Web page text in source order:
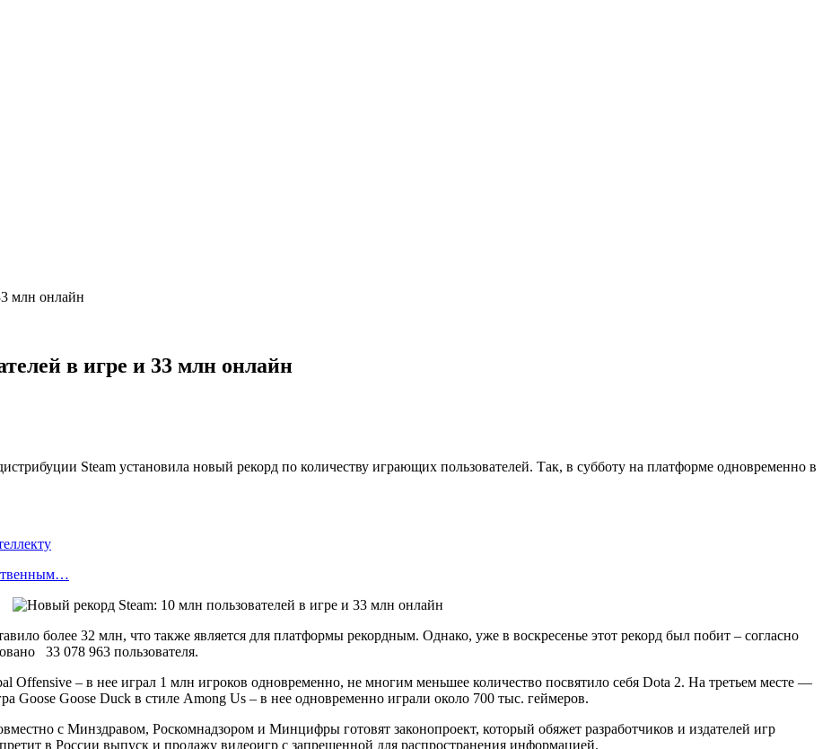
млн онлайн
в игре и 33 млн онлайн
Steam установила новый рекорд по количеству играющих пользователей. Так, в субботу на платформе одновременно в
более 32 млн, что также является для платформы рекордным. Однако, уже в воскресенье этот рекорд был побит – согласно
33 078 963 пользователя.
Offensive – в нее играл 1 млн игроков одновременно, не многим меньшее количество посвятило себя Dota 2. На третьем месте —
Goose Goose Duck в стиле Among Us – в нее одновременно играли около 700 тыс. геймеров.
с Минздравом, Роскомнадзором и Минцифры готовят законопроект, который обяжет разработчиков и издателей игр
в России выпуск и продажу видеоигр с запрещенной для распространения информацией.